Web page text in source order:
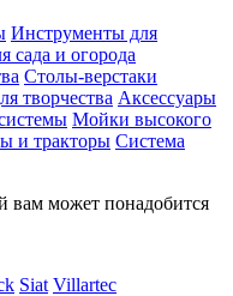
Инструменты для
сада и огорода
Столы-верстаки
творчества Аксессуары
Мойки высокого
и тракторы Система
вам может понадобится
Siat Villartec